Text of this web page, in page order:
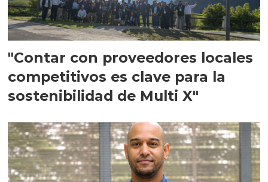
"Contar con proveedores locales
competitivos es clave para la
sostenibilidad de Multi X"